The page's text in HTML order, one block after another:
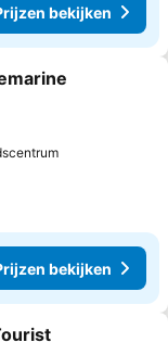
bekijken
aan favorieten
bekijken
aan favorieten